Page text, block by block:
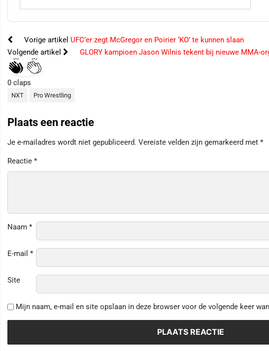
Vorige artikel UFC’er zegt McGregor en Poirier ‘KO’ te kunnen slaan
Volgende artikel
GLORY kampioen Jason Wilnis tekent bij nieuwe MMA-
0 claps
NXT Pro Wrestling
Plaats een reactie
Je e-mailadres wordt niet gepubliceerd. Vereiste velden zijn gemarkeerd met *
Reactie *
Naam *
E-mail *
Site
Mijn naam, e-mail en site opslaan in deze browser voor de volgende keer